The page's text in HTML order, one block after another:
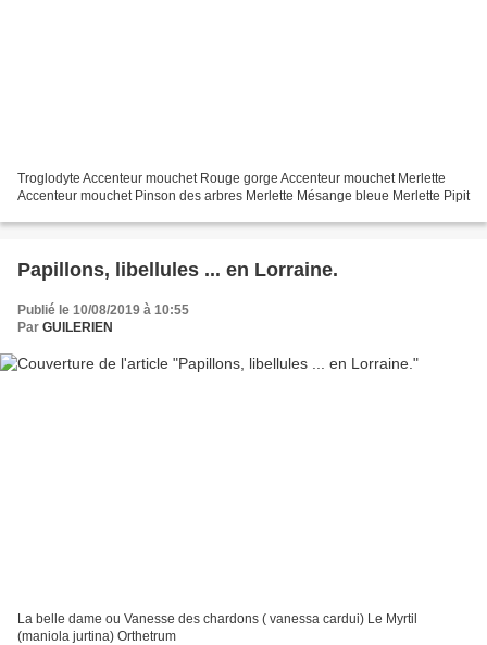
Troglodyte Accenteur mouchet Rouge gorge Accenteur mouchet Merlette
Accenteur mouchet Pinson des arbres Merlette Mésange bleue Merlette Pipit
Papillons, libellules ... en Lorraine.
Publié le 10/08/2019 à 10:55
Par GUILERIEN
La belle dame ou Vanesse des chardons ( vanessa cardui) Le Myrtil
(maniola jurtina) Orthetrum